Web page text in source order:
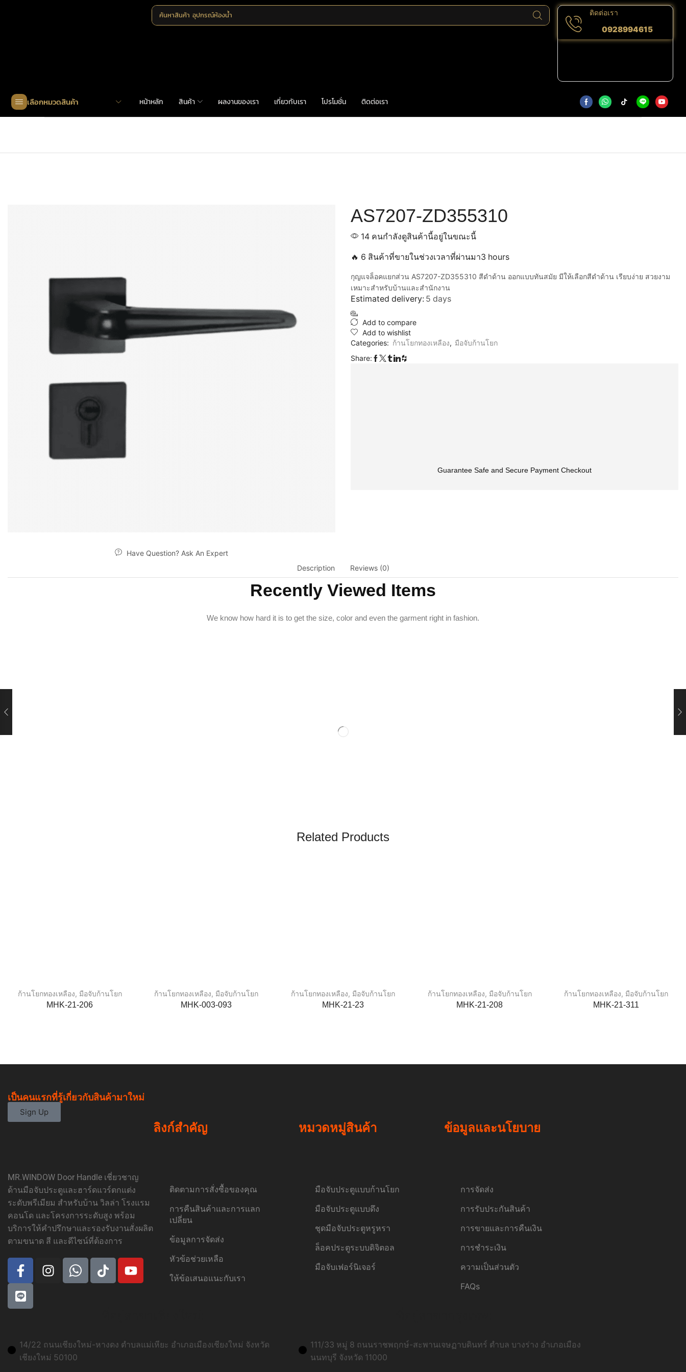
ค้นหาสินค้า อุปกรณ์ห้องน้ำ ติดต่อเรา
0928994615
เลือกหมวดสินค้า หน้าหลัก สินค้า ผลงานของเรา เกี่ยวกับเรา โปรโมชั่น ติดต่อเรา
Have Question? Ask An Expert
AS7207-ZD355310
14 คนกำลังดูสินค้านี้อยู่ในขณะนี้
🔥 6 สินค้าที่ขายในช่วงเวลาที่ผ่านมา3 hours
กุญแจล็อคแยกส่วน AS7207-ZD355310 สีดำด้าน ออกแบบทันสมัย มีให้เลือกสีดำด้าน เรียบง่าย สวยงาม
เหมาะสำหรับบ้านและสำนักงาน
Estimated delivery: 5 days
Add to compare
Add to wishlist
Categories: ก้านโยกทองเหลือง, มือจับก้านโยก
Share:
Guarantee Safe and Secure Payment Checkout
Description Reviews (0)
Recently Viewed Items
We know how hard it is to get the size, color and even the garment right in fashion.
Related Products
ก้านโยกทองเหลือง, มือจับก้านโยก
MHK-21-206
ก้านโยกทองเหลือง, มือจับก้านโยก
MHK-003-093
ก้านโยกทองเหลือง, มือจับก้านโยก
MHK-21-23
ก้านโยกทองเหลือง, มือจับก้านโยก
MHK-21-208
ก้านโยกทองเหลือง, มือจับก้านโยก
MHK-21-311
เป็นคนแรกที่รู้เกี่ยวกับสินค้ามาใหม่
Sign Up
MR.WINDOW Door Handle เชี่ยวชาญ
ด้านมือจับประตูและฮาร์ดแวร์ตกแต่ง
ระดับพรีเมียม สำหรับบ้าน วิลล่า โรงแรม
คอนโด และโครงการระดับสูง พร้อม
บริการให้คำปรึกษาและรองรับงานสั่งผลิต
ตามขนาด สี และดีไซน์ที่ต้องการ
ลิงก์สำคัญ
ติดตามการสั่งซื้อของคุณ
การคืนสินค้าและการแลก
เปลี่ยน
ข้อมูลการจัดส่ง
หัวข้อช่วยเหลือ
ให้ข้อเสนอแนะกับเรา
หมวดหมู่สินค้า
มือจับประตูแบบก้านโยก
มือจับประตูแบบดึง
ชุดมือจับประตูหรูหรา
ล็อคประตูระบบดิจิตอล
มือจับเฟอร์นิเจอร์
ข้อมูลและนโยบาย
การจัดส่ง
การรับประกันสินค้า
การขายและการคืนเงิน
การชำระเงิน
ความเป็นส่วนตัว
FAQs
14/22 ถนนเชียงใหม่-หางดง ตำบลแม่เหียะ อำเภอเมืองเชียงใหม่ จังหวัด
เชียงใหม่ 50100
111/33 หมู่ 8 ถนนราชพฤกษ์-สะพานเจษฏาบดินทร์ ตำบล บางร่าง อำเภอเมือง
นนทบุรี จังหวัด 11000